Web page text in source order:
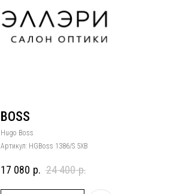
BOSS
Hugo Boss
Артикул: HGBoss 1386/S 5XB
17 080 р. 24 400 р.